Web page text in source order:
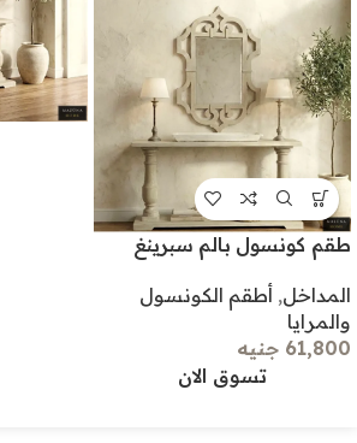
طقم كونسول بالم سبرينغ
المداخل, أطقم الكونسول
والمرايا
61,800 جنيه
تسوق الان